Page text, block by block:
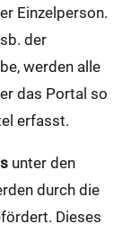
Einzelperson.
der
werden alle
das Portal so
erfasst.
unter den
durch die
Dieses